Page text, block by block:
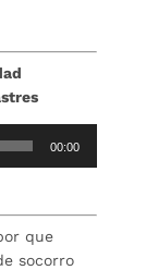
00:00
que
socorro